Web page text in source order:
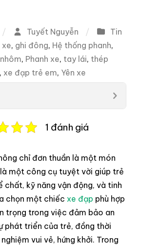
Tuyết Nguyễn
Tin
xe, ghi đông, Hệ thống phanh,
nhôm, Phanh xe, tay lái, thép
, xe đạp trẻ em, Yên xe
1 đánh giá
chỉ đơn thuần là một món
một công cụ tuyệt vời giúp trẻ
chất, kỹ năng vận động, và tinh
chọn một chiếc xe đạp phù hợp
trọng trong việc đảm bảo an
phát triển của trẻ, đồng thời
vui vẻ, hứng khởi. Trong